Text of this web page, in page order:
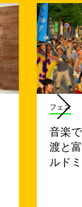
フェス
音楽
渡と
ルド